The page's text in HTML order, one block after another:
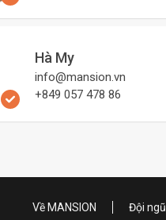
Hà My
info@mansion.vn
+849 057 478 86
Về MANSION
Đội ngũ